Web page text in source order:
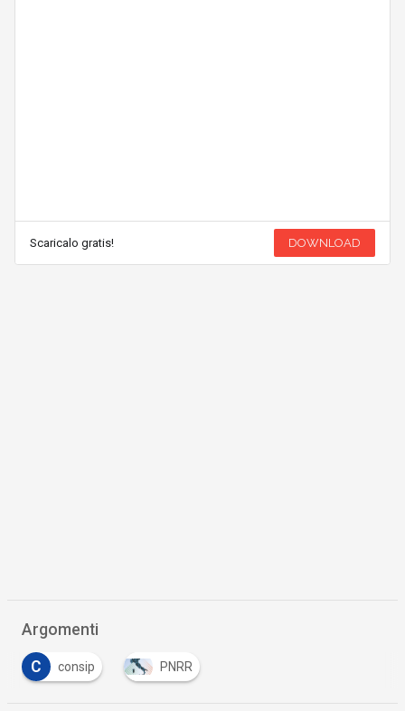
Scaricalo gratis! DOWNLOAD
Argomenti
C consip PNRR